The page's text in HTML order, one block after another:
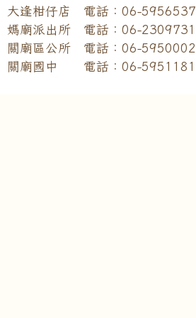
大逢柑仔店 電話：06-5956537
媽廟派出所 電話：06-2309731
關廟區公所 電話：06-5950002
關廟國中 電話：06-5951181